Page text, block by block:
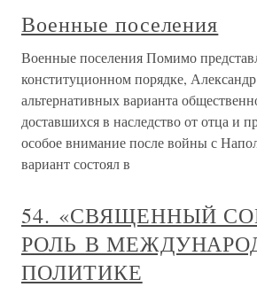
Военные поселения
Военные поселения Помимо
конституционном порядке,
альтернативных варианта
доставшихся в наследство от отца и
особое внимание после войны с
вариант состоял в
54. «СВЯЩЕННЫЙ
РОЛЬ В
ПОЛИТИКЕ